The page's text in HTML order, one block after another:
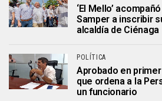
‘El Mello’
Samper a inscribir
alcaldía de Ciénaga
POLÍTICA
Aprobado en
que ordena a la
un funcionario